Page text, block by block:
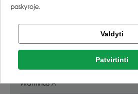
Rašyti atsiliepimą
Omega-3 riebalų rūgštys
vitaminas A
Facebook
paskyroje.
Valdyti
Patvirtinti